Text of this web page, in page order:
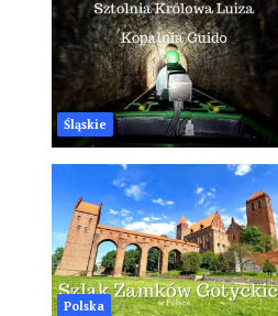
Śląskie
Polska